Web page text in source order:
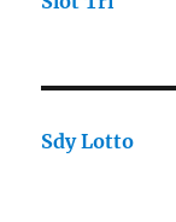
Sdy Lotto